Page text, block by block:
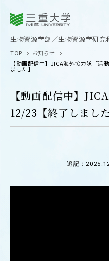
生物資源学部 生物資源学研究
受験生の
TOP
お知らせ
【動画配信中】JICA海外協力隊「
ました】
【動画配信中】
12/23【終了しました
追記：